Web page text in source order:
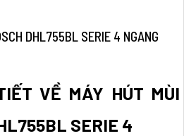
VỀ MÁY HÚT MÙI
SERIE 4